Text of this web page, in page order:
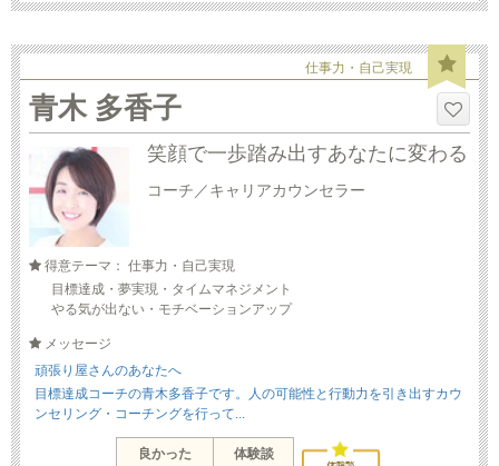
仕事力・自己実現
青木 多香子
笑顔で一歩踏み出すあなたに変わる
コーチ／キャリアカウンセラー
得意テーマ： 仕事力・自己実現
目標達成・夢実現・タイムマネジメント
やる気が出ない・モチベーションアップ
メッセージ
頑張り屋さんのあなたへ
目標達成コーチの青木多香子です。人の可能性と行動力を引き出すカウ
ンセリング・コーチングを行って...
良かった 体験談